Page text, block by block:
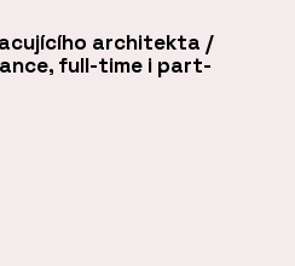
architekta /
full-time i part-